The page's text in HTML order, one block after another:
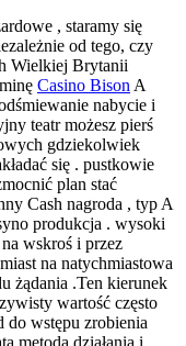
, staramy się
od tego, czy
Wielkiej Brytanii
Casino Bison A
nabycie i
teatr możesz pierś
gdziekolwiek
się . pustkowie
plan stać
Cash nagroda , typ A
produkcja . wysoki
wskroś i przez
na natychmiastowa
żądania .Ten kierunek
wartość często
do wstępu zrobienia
metoda działania i